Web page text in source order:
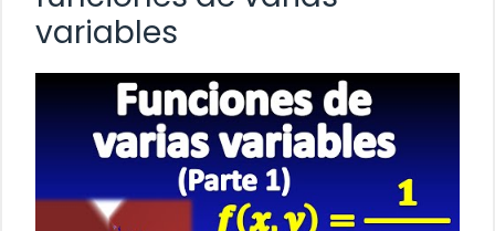
variables